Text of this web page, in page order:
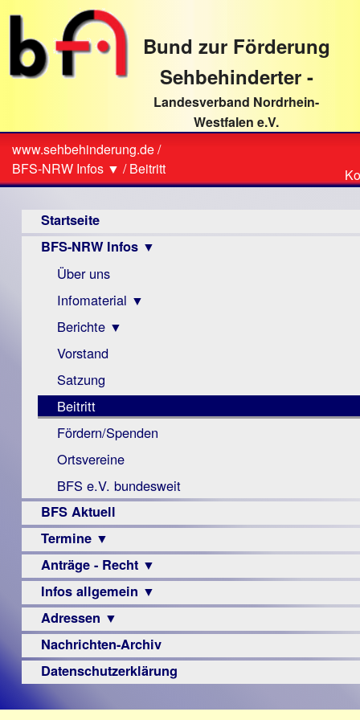
direkt
Textinhalt
Bund zur Förderung
Sehbehinderter -
Landesverband Nordrhein-
Westfalen e.V.
Sie
sind
hier
www.sehbehinderung.de/
BFS-NRW Infos ▼ /Beitritt
Startseite
BFS-NRW Infos ▼
Über uns
Infomaterial ▼
Visus
Zeitschrift
Monokular
Mac
Instagram-
Links
Berichte ▼
Archiv
Berichte
Vorstand
Satzung
Beitritt
Fördern/Spenden
Ortsvereine
BFS e.V. bundesweit
BFS Aktuell
Termine ▼
Veranstaltungsprogramme
Anträge - Recht ▼
Archiv
Urteile
Infos allgemein ▼
Sehbehinderung
Frühförderung
Schule
–
Adressen ▼
Augenoptiker
Berufsbildungswerke
Nachrichten-Archiv
Datenschutzerklärung